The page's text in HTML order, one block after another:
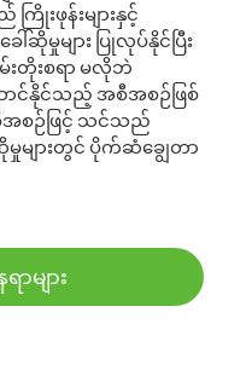
းဖုန်းများနှင့်
ါ်ဆိုမှုများ ပြုလုပ်နိုင်ပြီး
းစရာ မလိုဘဲ
င်နိုင်သည့် အစီအစဉ်ဖြစ်
အစဉ်ဖြင့် သင်သည်
မှုများတွင် ပိုက်ဆံချွေတာ
များ